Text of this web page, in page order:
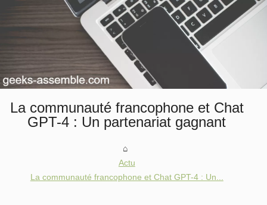
La communauté francophone et Chat
GPT-4 : Un partenariat gagnant
Actu
La communauté francophone et Chat GPT-4 : Un...